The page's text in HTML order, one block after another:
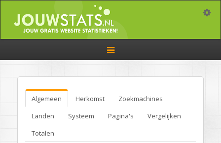
Toggle
navigation
Algemeen Herkomst
Zoekmachines
Landen
Systeem Pagina's
Vergelijken
Totalen